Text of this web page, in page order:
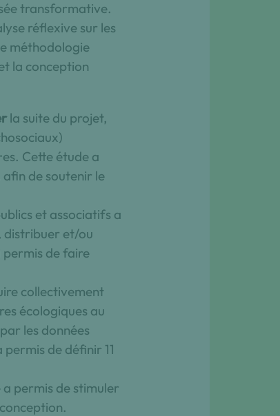
transformative.
réflexive sur les
méthodologie
la conception
la suite du projet,
Cette étude a
de soutenir le
et associatifs a
distribuer et/ou
permis de faire
collectivement
écologiques au
les données
de définir 11
permis de stimuler